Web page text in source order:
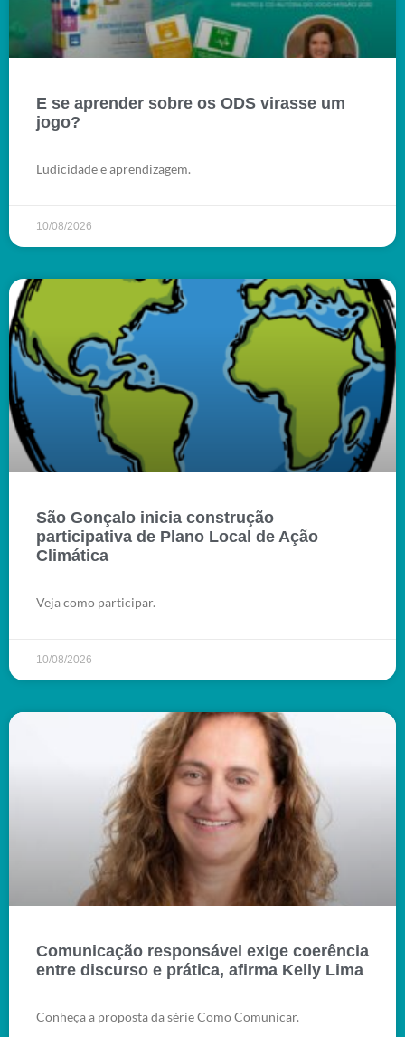
E se aprender sobre os ODS virasse um
jogo?
Ludicidade e aprendizagem.
10/08/2026
São Gonçalo inicia construção
participativa de Plano Local de Ação
Climática
Veja como participar.
10/08/2026
Comunicação responsável exige coerência
entre discurso e prática, afirma Kelly Lima
Conheça a proposta da série Como Comunicar.